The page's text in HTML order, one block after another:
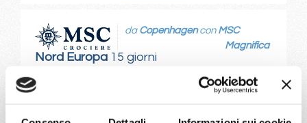
Nord Europa15 giorni
da Copenhagencon MSC
Magnifica
Copenhagen, Warnemünde, Gdynia, Klaipeda, Riga,